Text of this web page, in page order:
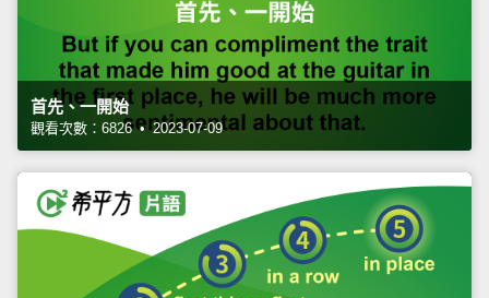
首先、一開始
觀看次數：6826 • 2023-07-09